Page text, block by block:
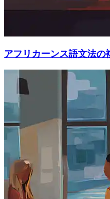
アフリカーンス語文法の